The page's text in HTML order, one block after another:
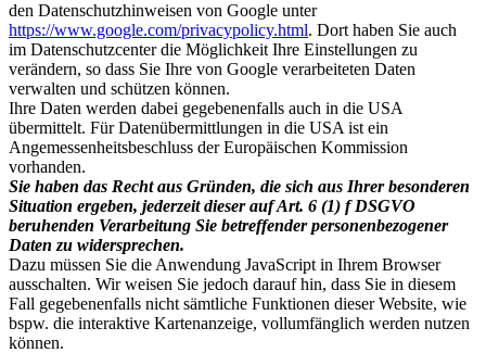
den Datenschutzhinweisen von Google unter
https://www.google.com/privacypolicy.html. Dort haben Sie auch
im Datenschutzcenter die Möglichkeit Ihre Einstellungen zu
verändern, so dass Sie Ihre von Google verarbeiteten Daten
verwalten und schützen können.
Ihre Daten werden dabei gegebenenfalls auch in die USA
übermittelt. Für Datenübermittlungen in die USA ist ein
Angemessenheitsbeschluss der Europäischen Kommission
vorhanden.
Sie haben das Recht aus Gründen, die sich aus Ihrer besonderen
Situation ergeben, jederzeit dieser auf Art. 6 (1) f DSGVO
beruhenden Verarbeitung Sie betreffender personenbezogener
Daten zu widersprechen.
Dazu müssen Sie die Anwendung JavaScript in Ihrem Browser
ausschalten. Wir weisen Sie jedoch darauf hin, dass Sie in diesem
Fall gegebenenfalls nicht sämtliche Funktionen dieser Website, wie
bspw. die interaktive Kartenanzeige, vollumfänglich werden nutzen
können.